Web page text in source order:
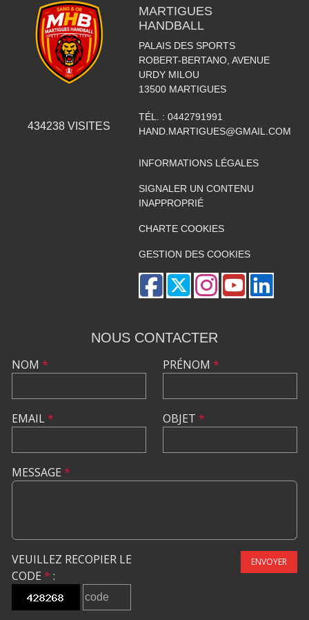
434238 VISITES
MARTIGUES
HANDBALL
PALAIS DES SPORTS
ROBERT-BERTANO, AVENUE
URDY MILOU
13500 MARTIGUES
TÉL. : 0442791991
HAND.MARTIGUES@GMAIL.COM
INFORMATIONS LÉGALES
SIGNALER UN CONTENU
INAPPROPRIÉ
CHARTE COOKIES
GESTION DES COOKIES
NOUS CONTACTER
NOM *
EMAIL*
PRÉNOM *
OBJET *
MESSAGE *
VEUILLEZ RECOPIER LE
CODE * :
ENVOYER